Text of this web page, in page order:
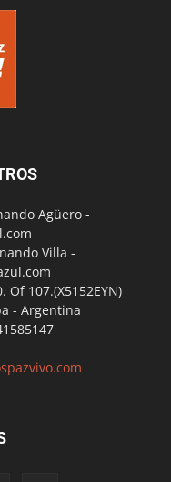
Agüero -
Villa -
Of 107.(X5152EYN)
- Argentina